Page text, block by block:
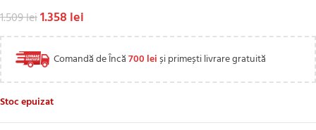
1.509lei1.358 lei
Comandă de Încă700 leiși primești livrare gratuită
Stoc epuizat